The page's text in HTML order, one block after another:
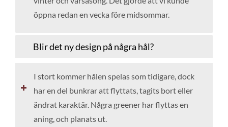
öppna redan en vecka före midsommar.
Blir det ny design på några hål?
I stort kommer hålen spelas som tidigare, dock
har en del bunkrar att flyttats, tagits bort eller
ändrat karaktär. Några greener har flyttas en
aning, och planats ut.